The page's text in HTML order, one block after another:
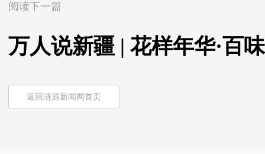
阅读下一篇
万人说新疆 | 花样年华·百
返回涟源新闻网首页